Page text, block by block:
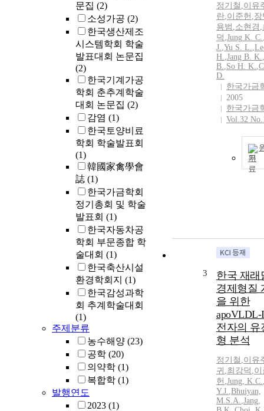
문집 (2)
소성가공 (2)
한국생산제조
시스템학회 학술
발표대회 논문집
(2)
한국기계가공
학회 춘추계학술
대회 논문집 (2)
감염 (1)
한국토양비료
학회 학술발표회
(1)
韓國家禽學會
誌 (1)
한국가금학회
정기총회 및 학술
발표회 (1)
한국자동차공
학회 부문종합 학
술대회 (1)
한국축산시설
환경학회지 (1)
한국감성과학
회 추계학술대회
(1)
주제분류
농수해양 (23)
공학 (20)
의약학 (1)
복합학 (1)
발행연도
2023 (1)
정기 철 ,이유
란,이준헌 ,
용범 ,소현경 ,
덕 ,Jung K. C.
J.,Yu S. L.,
H.,Jang B. K.,
B.,So H. K.,
D.
한국가금
2005
한국가금
Vol.32
기
3
한국 재래
경제형질
을 위한
전자의 유
형 분석
정기 철 ,이유
귀 ,최강덕 ,이
헌 ,Jung, K.C.
Y.J.,Bhuiyan,
M.S.A.,Jang,